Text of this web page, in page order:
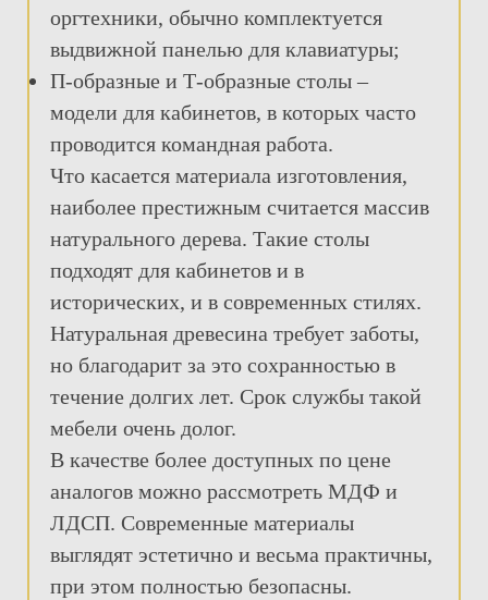
оргтехники, обычно комплектуется
выдвижной панелью для клавиатуры;
П-образные и Т-образные столы –
модели для кабинетов, в которых часто
проводится командная работа.
Что касается материала изготовления,
наиболее престижным считается массив
натурального дерева. Такие столы
подходят для кабинетов и в
исторических, и в современных стилях.
Натуральная древесина требует заботы,
но благодарит за это сохранностью в
течение долгих лет. Срок службы такой
мебели очень долог.
В качестве более доступных по цене
аналогов можно рассмотреть МДФ и
ЛДСП. Современные материалы
выглядят эстетично и весьма практичны,
при этом полностью безопасны.